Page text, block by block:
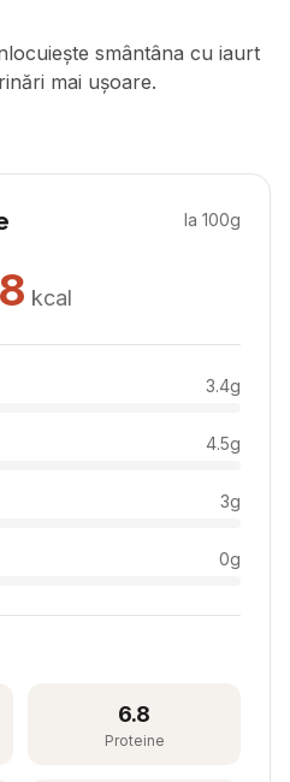
smântâna cu iaurt
mai ușoare.
la 100g
kcal
3.4g
4.5g
3g
0g
6.8
Proteine